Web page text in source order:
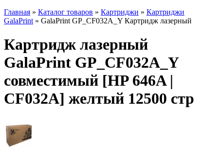
Главная » Каталог товаров » Картриджи » Картриджи
GalaPrint » GalaPrint GP_CF032A_Y Картридж лазерный
Картридж лазерный
GalaPrint GP_CF032A_Y
совместимый [HP 646A |
CF032A] желтый 12500 стр